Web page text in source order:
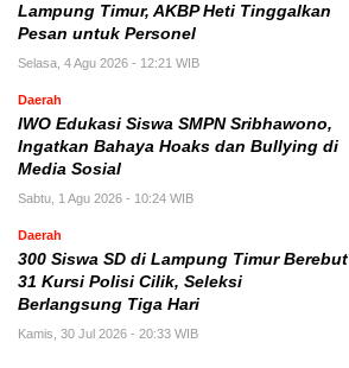
Lampung Timur, AKBP Heti Tinggalkan
Pesan untuk Personel
Selasa, 4 Agu 2026 - 12:21 WIB
Daerah
IWO Edukasi Siswa SMPN Sribhawono,
Ingatkan Bahaya Hoaks dan Bullying di
Media Sosial
Sabtu, 1 Agu 2026 - 10:24 WIB
Daerah
300 Siswa SD di Lampung Timur Berebut
31 Kursi Polisi Cilik, Seleksi
Berlangsung Tiga Hari
Kamis, 30 Jul 2026 - 20:33 WIB